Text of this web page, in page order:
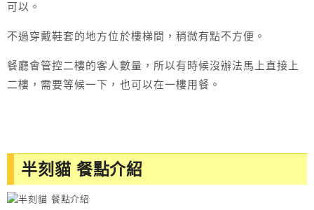
可以。
不過穿戴鞋套的地方位於樓梯間，稍微有點不方便。
餐廳會管控二樓的客人數量，所以有時候沒辦法馬上直接上
二樓，需要等候一下，也可以在一樓用餐。
半刻貓 餐點介紹